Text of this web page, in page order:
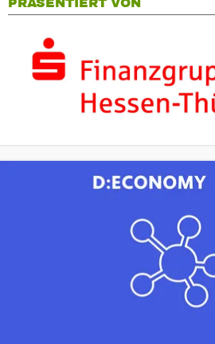
PRÄSENTIERT VON